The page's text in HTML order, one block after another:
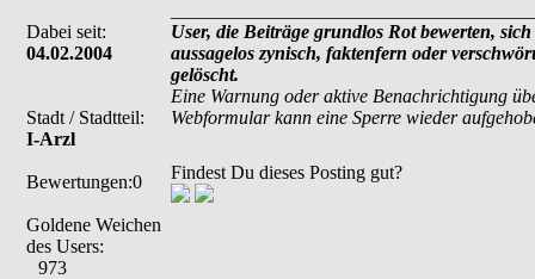
Dabei seit:
04.02.2004
Stadt / Stadtteil:
I-Arzl
Bewertungen:0
Goldene Weichen
des Users:
973
User, die Beiträge grundlos Rot bewerten,
aussagelos zynisch, faktenfern oder
gelöscht.
Eine Warnung oder aktive Benachrichtigung
Webformular kann eine Sperre wieder
Findest Du dieses Posting gut?